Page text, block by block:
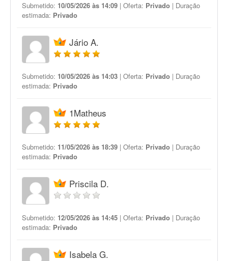
Submetido: 10/05/2026 às 14:09 | Oferta: Privado | Duração
estimada: Privado
Jário A.
Submetido: 10/05/2026 às 14:03 | Oferta: Privado | Duração
estimada: Privado
1Matheus
Submetido: 11/05/2026 às 18:39 | Oferta: Privado | Duração
estimada: Privado
Priscila D.
Submetido: 12/05/2026 às 14:45 | Oferta: Privado | Duração
estimada: Privado
Isabela G.